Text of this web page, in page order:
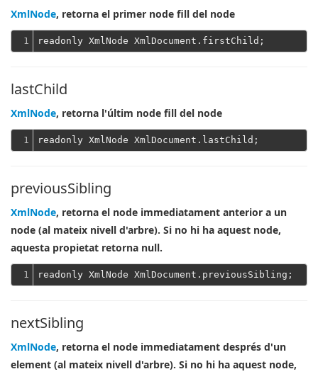
XmlNode, retorna el primer node fill del node
1
lastChild
XmlNode, retorna l'últim node fill del node
1
previousSibling
XmlNode, retorna el node immediatament anterior a un
node (al mateix nivell d'arbre). Si no hi ha aquest node,
aquesta propietat retorna null.
1
nextSibling
XmlNode, retorna el node immediatament després d'un
element (al mateix nivell d'arbre). Si no hi ha aquest node,